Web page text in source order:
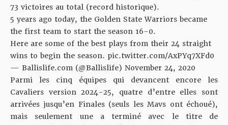
73 victoires au total (record historique).
5 years ago today, the Golden State Warriors became
the first team to start the season 16-0.
Here are some of the best plays from their 24 straight
wins to begin the season. pic.twitter.com/AxPYq7XFd0
— Ballislife.com (@Ballislife) November 24, 2020
Parmi les cinq équipes qui devancent encore les
Cavaliers version 2024-25, quatre d’entre elles sont
arrivées jusqu’en Finales (seuls les Mavs ont échoué),
mais seulement une a terminé avec le titre de